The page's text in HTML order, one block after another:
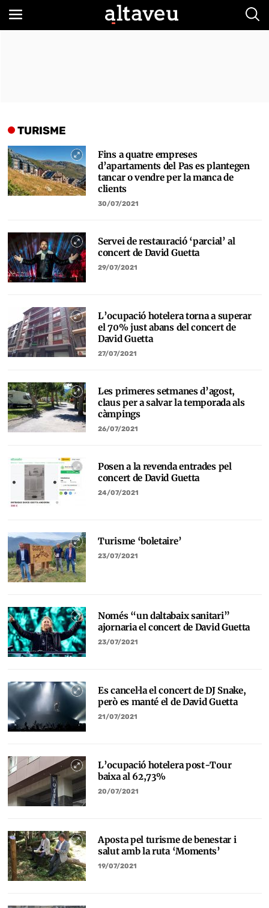
TURISME
Fins a quatre empreses
d’apartaments del Pas es plantegen
tancar o vendre per la manca de
clients
30/07/2021
Servei de restauració ‘parcial’ al
concert de David Guetta
29/07/2021
L’ocupació hotelera torna a superar
el 70% just abans del concert de
David Guetta
27/07/2021
Les primeres setmanes d’agost,
claus per a salvar la temporada als
càmpings
26/07/2021
Posen a la revenda entrades pel
concert de David Guetta
24/07/2021
Turisme ‘boletaire’
23/07/2021
Només “un daltabaix sanitari”
ajornaria el concert de David Guetta
23/07/2021
Es cancel·la el concert de DJ Snake,
però es manté el de David Guetta
21/07/2021
L’ocupació hotelera post-Tour
baixa al 62,73%
20/07/2021
Aposta pel turisme de benestar i
salut amb la ruta ‘Moments’
19/07/2021